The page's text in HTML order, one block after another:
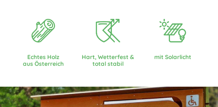
Echtes Holz
aus Österreich
Hart, Wetterfest &
total stabil
mit Solarlicht